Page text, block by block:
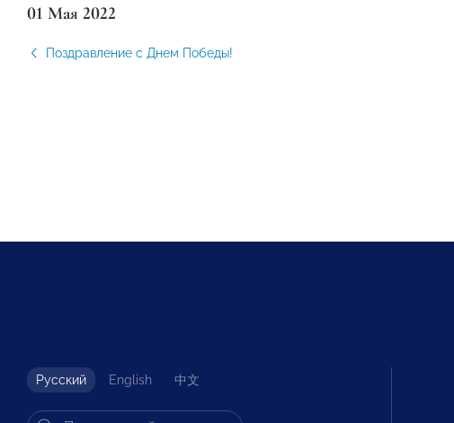
01 Мая 2022
Поздравление с Днем Победы!
Русский English 中文